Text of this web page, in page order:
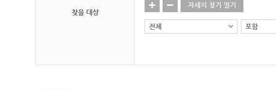
찾을 대상
자세히 찾기 열기